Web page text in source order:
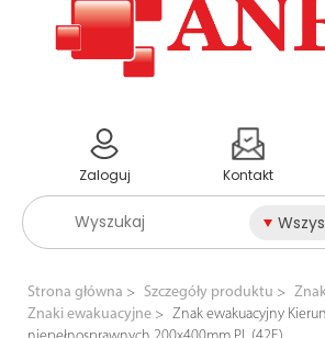
Zaloguj Kontakt
Strona główna Szczegóły produktu
Znaki ewakuacyjne
Znak ewakuacyjny